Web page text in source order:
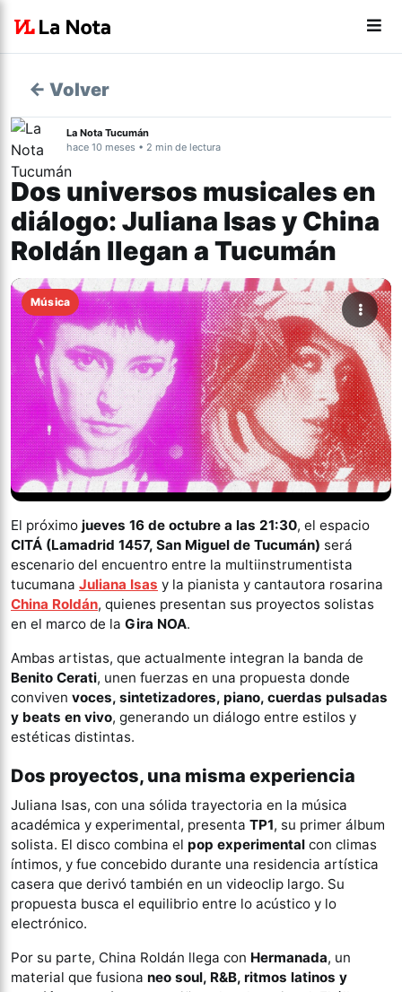
← Volver
La Nota Tucumán
hace 10 meses • 2 min de lectura
Dos universos musicales en
diálogo: Juliana Isas y China
Roldán llegan a Tucumán
Música
El próximo jueves 16 de octubre a las 21:30, el espacio
CITÁ (Lamadrid 1457, San Miguel de Tucumán) será
escenario del encuentro entre la multiinstrumentista
tucumana Juliana Isas y la pianista y cantautora rosarina
China Roldán, quienes presentan sus proyectos solistas
en el marco de la Gira NOA.
Ambas artistas, que actualmente integran la banda de
Benito Cerati, unen fuerzas en una propuesta donde
conviven voces, sintetizadores, piano, cuerdas pulsadas
y beats en vivo, generando un diálogo entre estilos y
estéticas distintas.
Dos proyectos, una misma experiencia
Juliana Isas, con una sólida trayectoria en la música
académica y experimental, presenta TP1, su primer álbum
solista. El disco combina el pop experimental con climas
íntimos, y fue concebido durante una residencia artística
casera que derivó también en un videoclip largo. Su
propuesta busca el equilibrio entre lo acústico y lo
electrónico.
Por su parte, China Roldán llega con Hermanada, un
material que fusiona neo soul, R&B, ritmos latinos y